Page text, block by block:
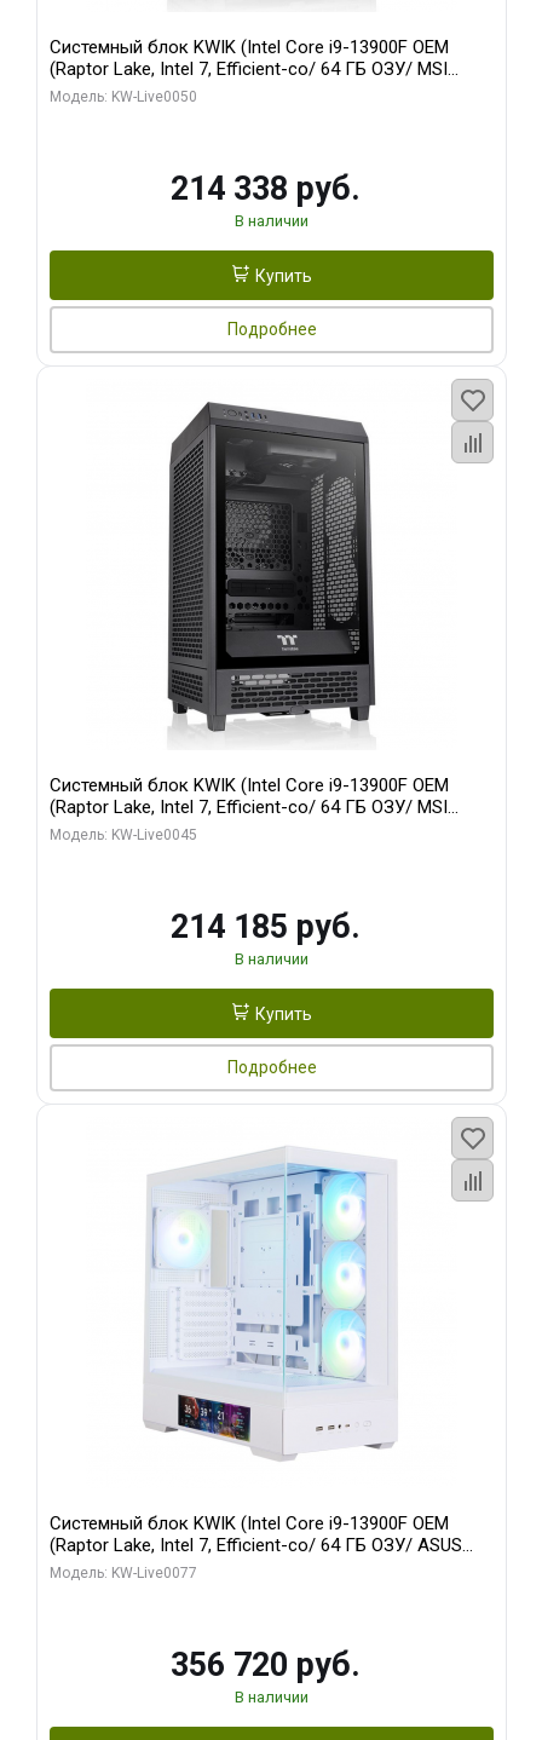
Системный блок KWIK (Intel Core i9-13900F OEM
(Raptor Lake, Intel 7, Efficient-co/ 64 ГБ ОЗУ/ MSI
RTX5060Ti SHADOW 3X OC CLASSIC 8GB GDDR7
Модель: KW-Live0050
214 338 руб.
В наличии
Купить
Подробнее
Системный блок KWIK (Intel Core i9-13900F OEM
(Raptor Lake, Intel 7, Efficient-co/ 64 ГБ ОЗУ/ MSI
RTX5060Ti SHADOW 2X OC PLUS 8GB GDDR7 128bit
Модель: KW-Live0045
214 185 руб.
В наличии
Купить
Подробнее
Системный блок KWIK (Intel Core i9-13900F OEM
(Raptor Lake, Intel 7, Efficient-co/ 64 ГБ ОЗУ/ ASUS
RTX5080 TUF GAMING OC 16GB GDDR7 256bit 3xDP 3x/
Модель: KW-Live0077
356 720 руб.
В наличии